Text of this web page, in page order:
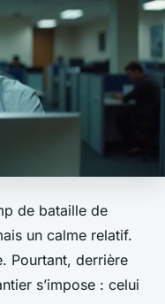
de bataille de
un calme relatif.
Pourtant, derrière
s’impose : celui